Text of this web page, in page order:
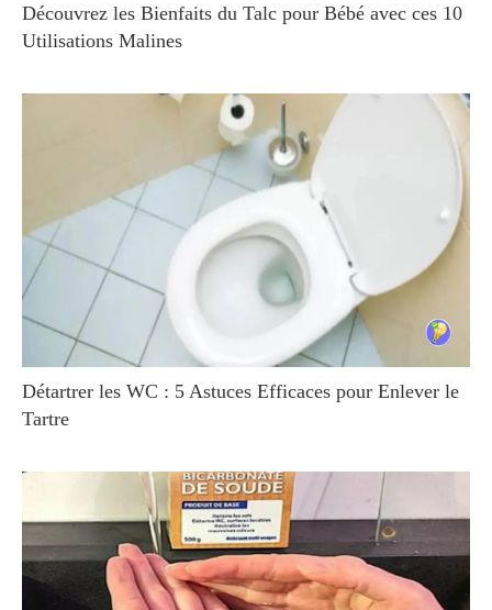
Découvrez les Bienfaits du Talc pour Bébé avec ces 10
Utilisations Malines
Détartrer les WC : 5 Astuces Efficaces pour Enlever le
Tartre